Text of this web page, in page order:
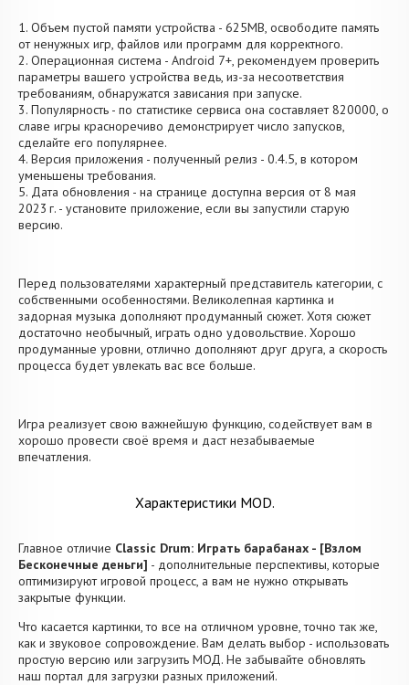
1. Объем пустой памяти устройства - 625MB, освободите память
от ненужных игр, файлов или программ для корректного.
2. Операционная система - Android 7+, рекомендуем проверить
параметры вашего устройства ведь, из-за несоответствия
требованиям, обнаружатся зависания при запуске.
3. Популярность - по статистике сервиса она составляет 820000, о
cлаве игры красноречиво демонстрирует число запусков,
сделайте его популярнее.
4. Версия приложения - полученный релиз - 0.4.5, в котором
уменьшены требования.
5. Дата обновления - на странице доступна версия от 8 мая
2023 г. - установите приложение, если вы запустили старую
версию.
Перед пользователями характерный представитель категории, с
собственными особенностями. Великолепная картинка и
задорная музыка дополняют продуманный сюжет. Хотя сюжет
достаточно необычный, играть одно удовольствие. Хорошо
продуманные уровни, отлично дополняют друг друга, а скорость
процесса будет увлекать вас все больше.
Игра реализует свою важнейшую функцию, содействует вам в
хорошо провести своё время и даст незабываемые
впечатления.
Характеристики MOD.
Главное отличие Classic Drum: Играть барабанах - [Взлом
Бесконечные деньги] - дополнительные перспективы, которые
оптимизируют игровой процесс, а вам не нужно открывать
закрытые функции.
Что касается картинки, то все на отличном уровне, точно так же,
как и звуковое сопровождение. Вам делать выбор - использовать
простую версию или загрузить МОД. Не забывайте обновлять
наш портал для загрузки разных приложений.